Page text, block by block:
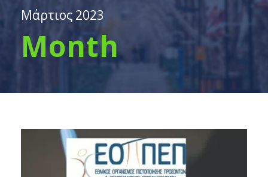
Μάρτιος 2023
Month